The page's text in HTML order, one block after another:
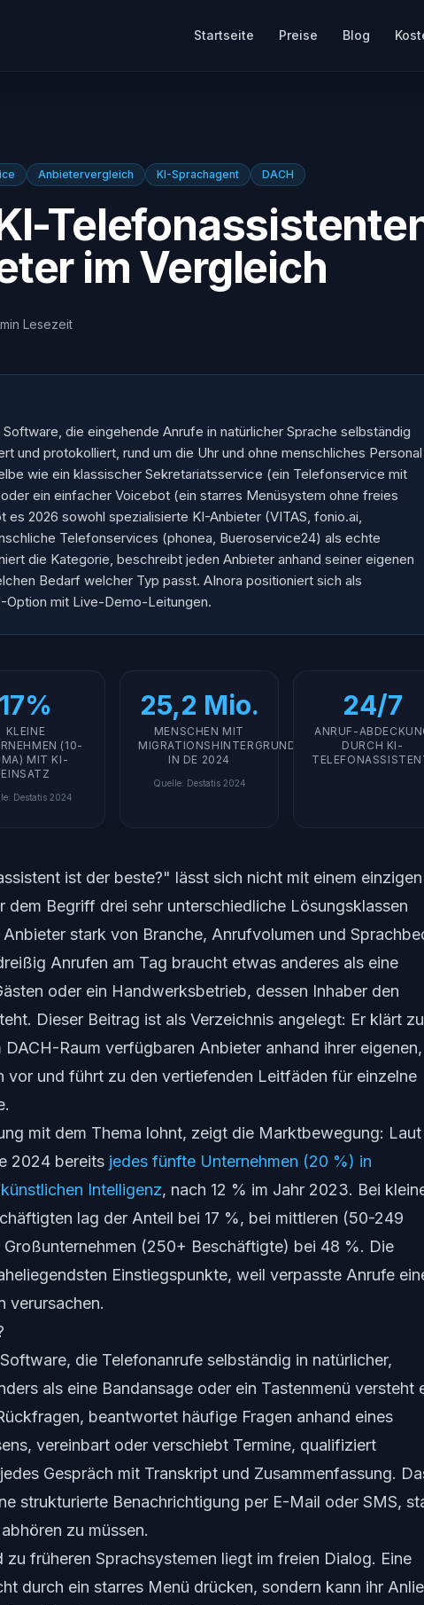
Startseite Preise Blog
Anbietervergleich KI-Sprachagent DACH
im Vergleich
min Lesezeit
die eingehende Anrufe in natürlicher Sprache selbständig
und protokolliert, rund um die Uhr und ohne menschliches Personal
wie ein klassischer Sekretariatsservice (ein Telefonservice mit
ein einfacher Voicebot (ein starres Menüsystem ohne freies
es 2026 sowohl spezialisierte KI-Anbieter (VITAS, fonio.ai,
Telefonservices (phonea, Bueroservice24) als echte
die Kategorie, beschreibt jeden Anbieter anhand seiner eigenen
Bedarf welcher Typ passt. AInora positioniert sich als
Option mit Live-Demo-Leitungen.
17%
KLEINE
(10-
MIT KI-
EINSATZ
: Destatis 2024
25,2 Mio.
MENSCHEN MIT
MIGRATIONSHINTERGRUND
IN DE 2024
Quelle: Destatis 2024
24/7
ANRUF-
DURCH KI-
ist der beste?" lässt sich nicht mit einem einzigen
dem Begriff drei sehr unterschiedliche Lösungsklassen
stark von Branche, Anrufvolumen und
Anrufen am Tag braucht etwas anderes als eine
oder ein Handwerksbetrieb, dessen Inhaber den
Dieser Beitrag ist als Verzeichnis angelegt: Er klärt
Raum verfügbaren Anbieter anhand ihrer eigenen,
vor und führt zu den vertiefenden Leitfäden für einzelne
mit dem Thema lohnt, zeigt die Marktbewegung: Laut
2024 bereits jedes fünfte Unternehmen (20 %) in
Intelligenz, nach 12 % im Jahr 2023. Bei
lag der Anteil bei 17 %, bei mittleren (50-249
(250+ Beschäftigte) bei 48 %. Die
Einstiegspunkte, weil verpasste Anrufe
verursachen.
die Telefonanrufe selbständig in natürlicher,
als eine Bandansage oder ein Tastenmenü versteht
beantwortet häufige Fragen anhand eines
vereinbart oder verschiebt Termine, qualifiziert
Gespräch mit Transkript und Zusammenfassung.
strukturierte Benachrichtigung per E-Mail oder SMS,
zu müssen.
früheren Sprachsystemen liegt im freien Dialog. Eine
durch ein starres Menü drücken, sondern kann ihr